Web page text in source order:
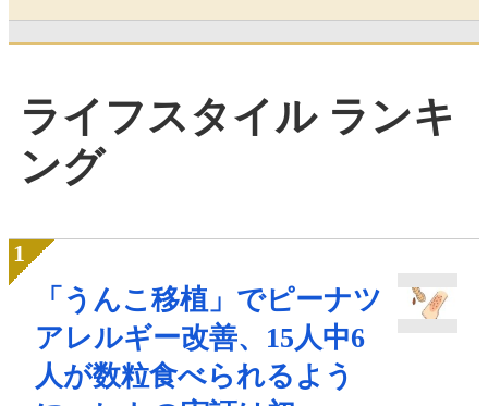
ライフスタイル ランキ
ング
「うんこ移植」でピーナツ
アレルギー改善、15人中6
人が数粒食べられるよう